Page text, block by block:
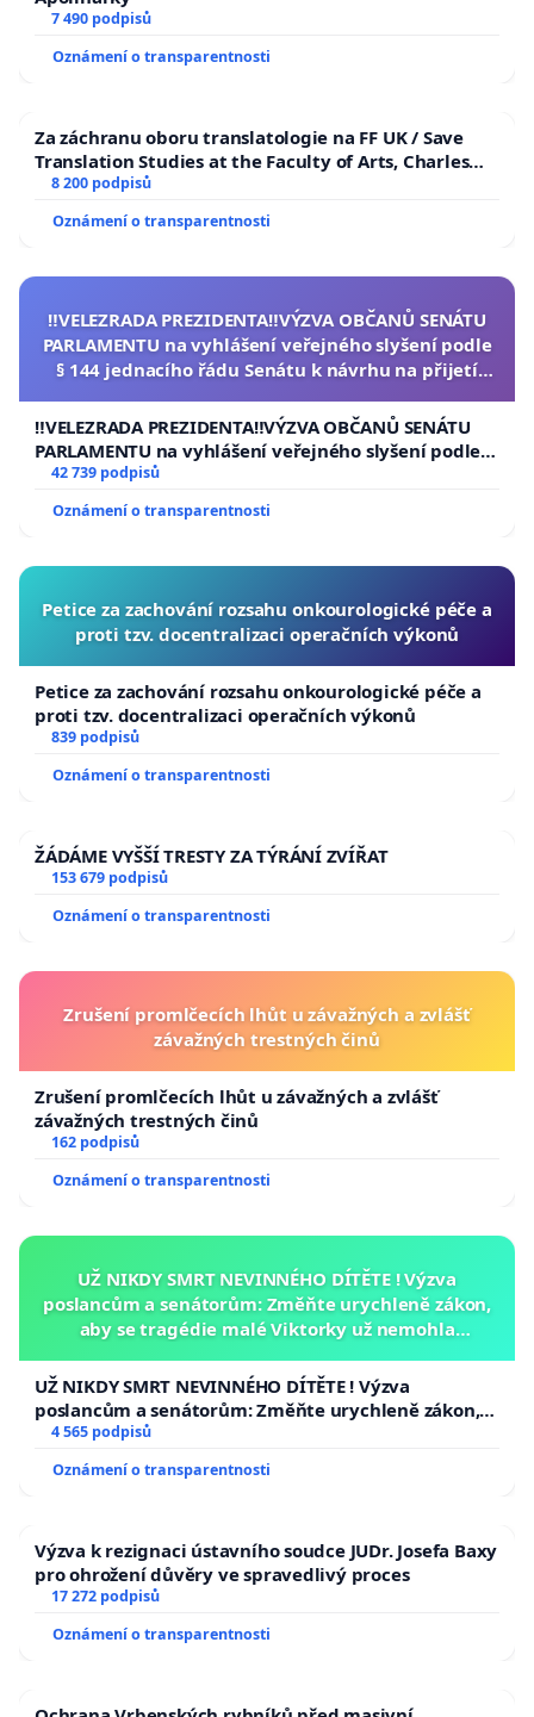
7 490 podpisů
Oznámení o transparentnosti
Za záchranu oboru translatologie na FF UK / Save
Translation Studies at the Faculty of Arts, Charles
University
8 200 podpisů
Oznámení o transparentnosti
‼️VELEZRADA PREZIDENTA‼️VÝZVA OBČANŮ SENÁTU
PARLAMENTU na vyhlášení veřejného slyšení podle
§ 144 jednacího řádu Senátu k návrhu na přijetí
republiky
‼️VELEZRADA PREZIDENTA‼️VÝZVA OBČANŮ SENÁTU
PARLAMENTU na vyhlášení veřejného slyšení podle §
144 jednacího řádu Senátu k návrhu na přijetí
usnesení k podání ústavní žaloby na prezidenta
republiky
42 739 podpisů
Oznámení o transparentnosti
Petice za zachování rozsahu onkourologické péče a
proti tzv. docentralizaci operačních výkonů
Petice za zachování rozsahu onkourologické péče a
proti tzv. docentralizaci operačních výkonů
839 podpisů
Oznámení o transparentnosti
ŽÁDÁME VYŠŠÍ TRESTY ZA TÝRÁNÍ ZVÍŘAT
153 679 podpisů
Oznámení o transparentnosti
Zrušení promlčecích lhůt u závažných a zvlášť
závažných trestných činů
Zrušení promlčecích lhůt u závažných a zvlášť
závažných trestných činů
162 podpisů
Oznámení o transparentnosti
UŽ NIKDY SMRT NEVINNÉHO DÍTĚTE ! Výzva
poslancům a senátorům: Změňte urychleně zákon,
aby se tragédie malé Viktorky už nemohla
UŽ NIKDY SMRT NEVINNÉHO DÍTĚTE ! Výzva
poslancům a senátorům: Změňte urychleně zákon,
aby se tragédie malé Viktorky už nemohla opakovat!
4 565 podpisů
Oznámení o transparentnosti
Výzva k rezignaci ústavního soudce JUDr. Josefa Baxy
pro ohrožení důvěry ve spravedlivý proces
17 272 podpisů
Oznámení o transparentnosti